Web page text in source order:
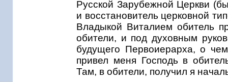
Русской Зарубежной Церкви
и восстановитель церковной
Владыкой Виталием обитель
обители, и под духовным
будущего Первоиерарха, о
привел меня Господь в
Там, в обители, получил я